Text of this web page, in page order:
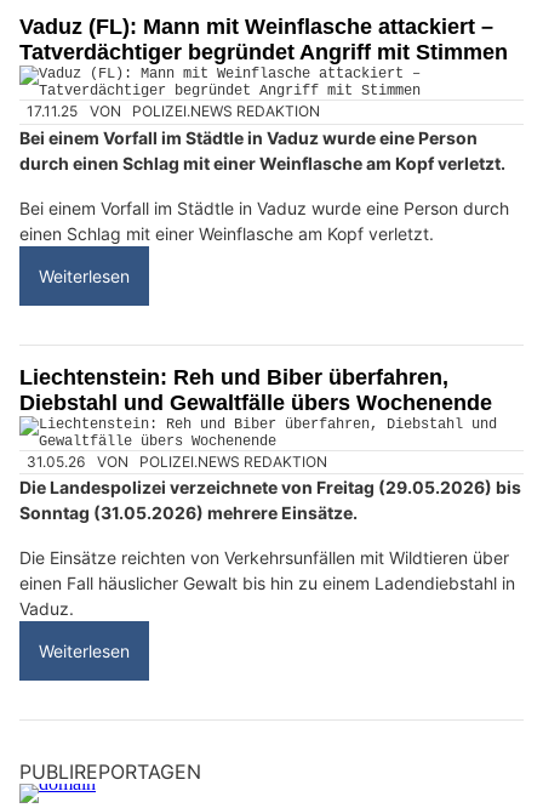
Vaduz (FL): Mann mit Weinflasche attackiert –
Tatverdächtiger begründet Angriff mit Stimmen
17.11.25 VON POLIZEI.NEWS REDAKTION
Bei einem Vorfall im Städtle in Vaduz wurde eine Person
durch einen Schlag mit einer Weinflasche am Kopf verletzt.
Bei einem Vorfall im Städtle in Vaduz wurde eine Person durch
einen Schlag mit einer Weinflasche am Kopf verletzt.
Weiterlesen
Liechtenstein: Reh und Biber überfahren,
Diebstahl und Gewaltfälle übers Wochenende
31.05.26 VON POLIZEI.NEWS REDAKTION
Die Landespolizei verzeichnete von Freitag (29.05.2026) bis
Sonntag (31.05.2026) mehrere Einsätze.
Die Einsätze reichten von Verkehrsunfällen mit Wildtieren über
einen Fall häuslicher Gewalt bis hin zu einem Ladendiebstahl in
Vaduz.
Weiterlesen
PUBLIREPORTAGEN